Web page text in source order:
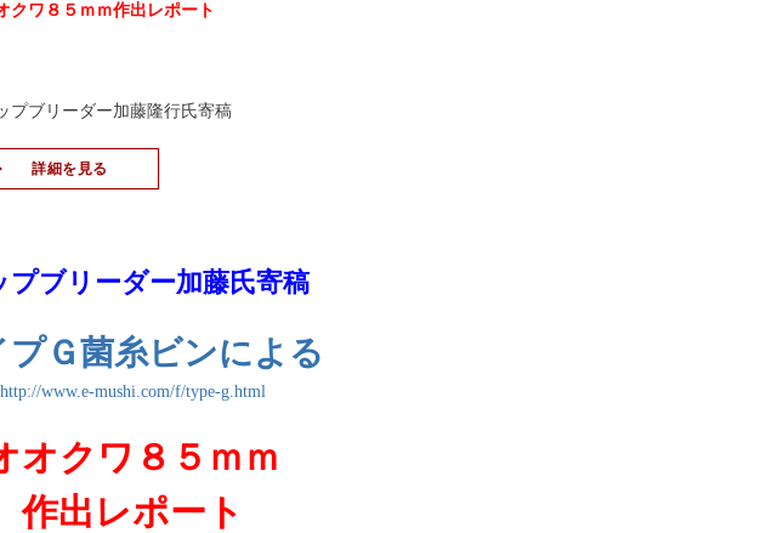
クワ８５ｍｍ作出レポート
プブリーダー加藤隆行氏寄稿
詳細を見る
プブリーダー加藤氏寄稿
プＧ菌糸ビンによる
http://www.e-mushi.com/f/type-g.html
オクワ８５ｍｍ
作出レポート